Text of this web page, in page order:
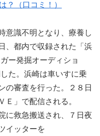
？（口コミ！）
意識不明となり、療養し
、都内で収録された「浜
ー発掘オーディショ
た。浜崎は車いすに乗
の審査を行った。２８日
Ｅ」で配信される。
に救急搬送され、７日夜
イッターを